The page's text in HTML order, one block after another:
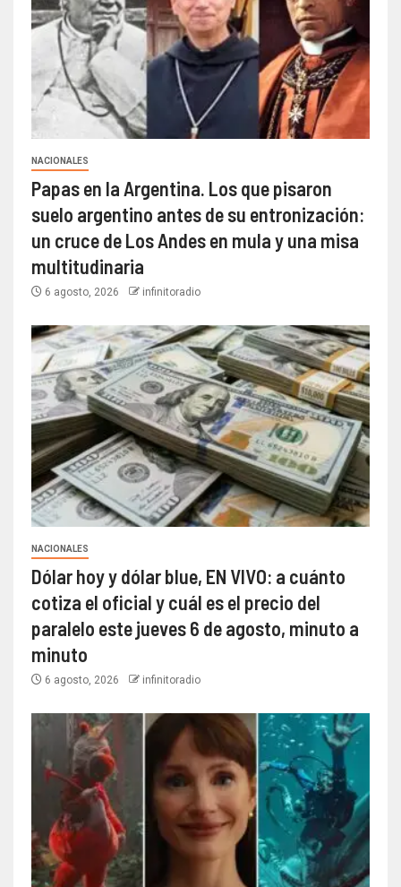
NACIONALES
Papas en la Argentina. Los que pisaron
suelo argentino antes de su entronización:
un cruce de Los Andes en mula y una misa
multitudinaria
6 agosto, 2026 infinitoradio
NACIONALES
Dólar hoy y dólar blue, EN VIVO: a cuánto
cotiza el oficial y cuál es el precio del
paralelo este jueves 6 de agosto, minuto a
minuto
6 agosto, 2026 infinitoradio